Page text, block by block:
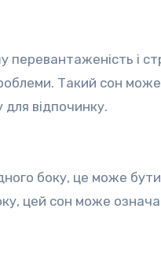
перевантаженість і
Такий сон
для відпочинку.
боку, це може
цей сон може